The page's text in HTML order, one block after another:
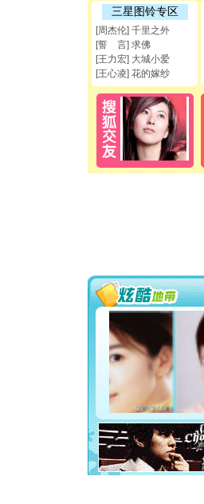
三星图铃专区
[周杰伦] 千里之外
[誓 言] 求佛
[王力宏] 大城小爱
[王心凌] 花的嫁纱